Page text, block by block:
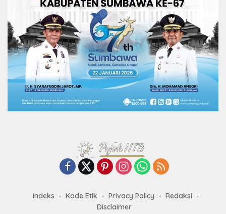
Indeks Kode Etik Privacy Policy
Redaksi
Disclaimer